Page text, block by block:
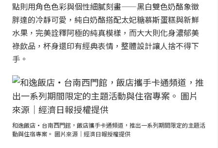
點則用角色色彩與個性細膩刻畫——黑白雙色奶酪象徵
胖達的冷靜可愛，純白奶酪搭配太妃糖慕斯蛋糕與新鮮
水果，完美詮釋阿極的純真模樣，而大大則化身濃郁美
祿飲品，杯身還印有經典表情，整體設計讓人捨不得下
手。
和逸飯店·台南西門館，飯店攜手卡通頻道，推出一系列期間限定的主題活
動與住宿專案。 圖片來源｜經濟日報授權提供